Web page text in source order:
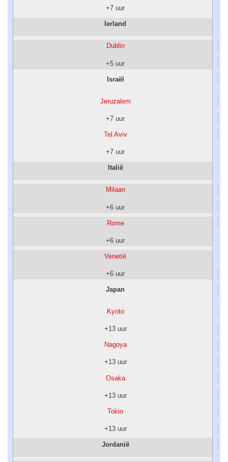
+7 uur
Ierland
Dublin
+5 uur
Israël
Jeruzalem
+7 uur
Tel Aviv
+7 uur
Italië
Milaan
+6 uur
Rome
+6 uur
Venetië
+6 uur
Japan
Kyoto
+13 uur
Nagoya
+13 uur
Osaka
+13 uur
Tokio
+13 uur
Jordanië